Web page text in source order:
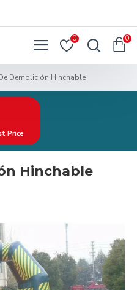
0 0
Demolición Hinchable
Price
Hinchable